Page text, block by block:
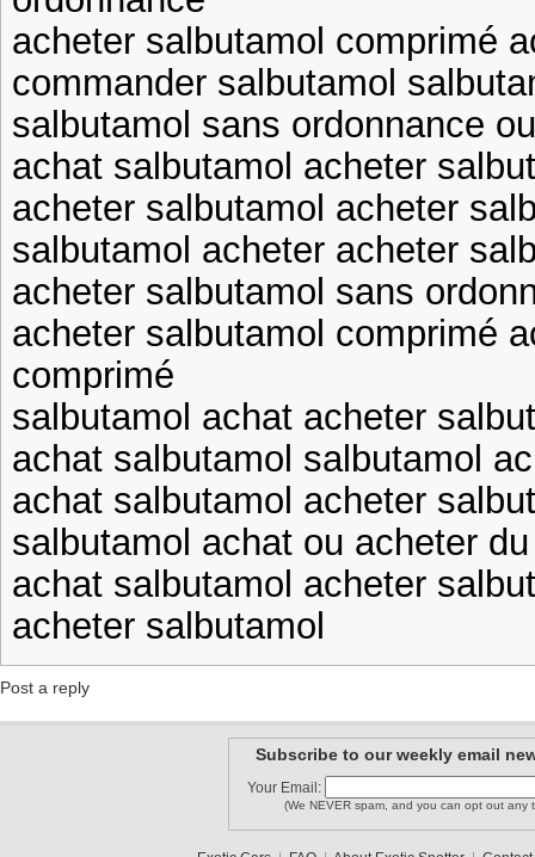
acheter salbutamol comprimé
commander salbutamol
salbutamol sans ordonnance
achat salbutamol acheter
acheter salbutamol acheter
salbutamol acheter acheter
acheter salbutamol sans
acheter salbutamol comprimé
comprimé
salbutamol achat acheter
achat salbutamol salbutamol
achat salbutamol acheter
salbutamol achat ou acheter
achat salbutamol acheter
acheter salbutamol
Post a reply
Subscribe to our weekly email
Your Email:
(We NEVER spam, and you can opt out any